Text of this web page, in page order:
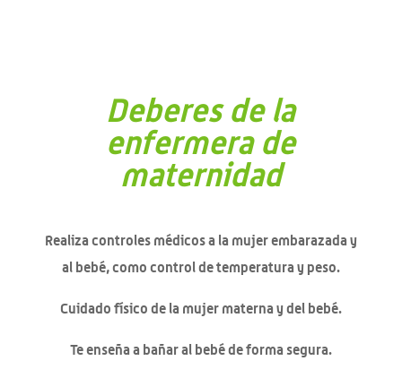
Deberes de la
enfermera de
maternidad
Realiza controles médicos a la mujer embarazada y
al bebé, como control de temperatura y peso.
Cuidado físico de la mujer materna y del bebé.
Te enseña a bañar al bebé de forma segura.